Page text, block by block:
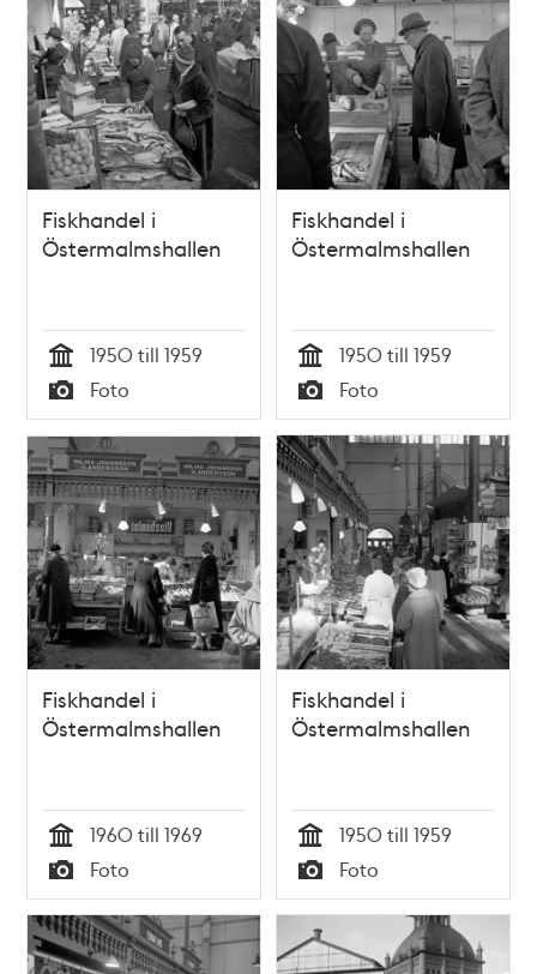
Fiskhandel i
Östermalmshallen
Tid
1950 till 1959
Typ
Foto
Fiskhandel i
Östermalmshallen
Tid
1950 till 1959
Typ
Foto
Fiskhandel i
Östermalmshallen
Tid
1960 till 1969
Typ
Foto
Fiskhandel i
Östermalmshallen
Tid
1950 till 1959
Typ
Foto